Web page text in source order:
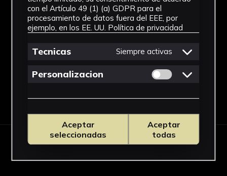
Carpeta Berlín I. Taller de Gerardo
Delgado. Olivares (Sevilla).
Descargar Ficha
con el Artículo 49 (1) (a) GDPR para el
procesamiento de datos fuera del EEE, por
ejemplo, en los EE. UU. Política de privacidad
Tecnicas Siempre activas
Personalizacion Permitir cookies
Aceptar
seleccionadas
Aceptar
todas